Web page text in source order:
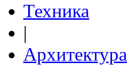
Техника
|
Архитектура